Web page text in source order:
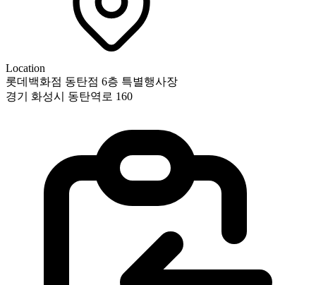
Location
롯데백화점 동탄점 6층 특별행사장
경기 화성시 동탄역로 160